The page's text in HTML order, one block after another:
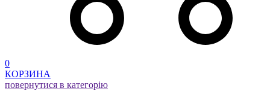
0
КОРЗИНА
повернутися в категорію